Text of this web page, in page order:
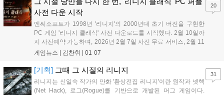
사전 다운 시작
엔씨소프트가 1998년 '리니지'의 2000년대 초기 버전을 구현한
PC 게임 '리니지 클래식' 사전 다운로드를 시작했다. 2월 10일까
지 사전예약 가능하며, 2026년 2월 7일 사전 무료 서비스, 2월 11
일 월정액 서비스가 시작된다....
게임뉴스 | 김찬휘 01-07
20
[기획] 그때 그 시절의 리니지
리니지는 신일숙 작가의 만화 '환상전집 리니지'이란 원작과 넷핵
(Net Hack), 로그(Rogue)를 기반으로 개발된 머그 게임이다.
31